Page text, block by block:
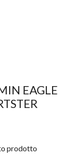
EAGLE
prodotto